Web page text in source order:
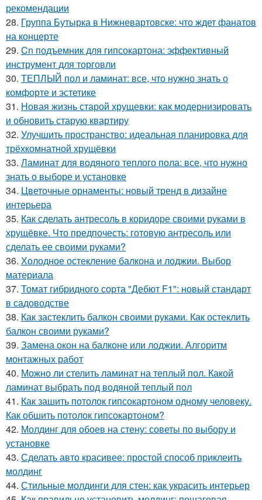
рекомендации
28. Группа Бутырка в Нижневартовске: что ждет фанатов
на концерте
29. Cn подъемник для гипсокартона: эффективный
инструмент для торговли
30. ТЕПЛЫЙ пол и ламинат: все, что нужно знать о
комфорте и эстетике
31. Новая жизнь старой хрущевки: как модернизировать
и обновить старую квартиру
32. Улучшить пространство: идеальная планировка для
трёхкомнатной хрущёвки
33. Ламинат для водяного теплого пола: все, что нужно
знать о выборе и установке
34. Цветочные орнаменты: новый тренд в дизайне
интерьера
35. Как сделать антресоль в коридоре своими руками в
хрущёвке. Что предпочесть: готовую антресоль или
сделать ее своими руками?
36. Холодное остекление балкона и лоджии. Выбор
материала
37. Томат гибридного сорта "Дебют F1": новый стандарт
в садоводстве
38. Как застеклить балкон своими руками. Как остеклить
балкон своими руками?
39. Замена окон на балконе или лоджии. Алгоритм
монтажных работ
40. Можно ли стелить ламинат на теплый пол. Какой
ламинат выбрать под водяной теплый пол
41. Как зашить потолок гипсокартоном одному человеку.
Как обшить потолок гипсокартоном?
42. Молдинг для обоев на стену: советы по выбору и
установке
43. Сделать авто красивее: простой способ приклеить
молдинг
44. Стильные молдинги для стен: как украсить интерьер